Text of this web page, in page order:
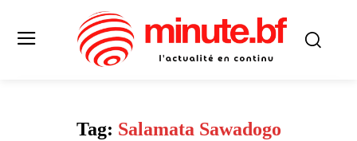
Tag: Salamata Sawadogo